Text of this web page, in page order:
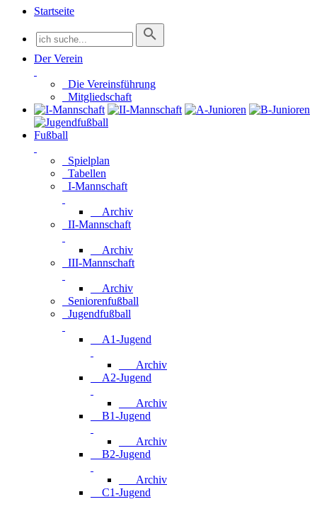
Startseite
Der Verein
Die Vereinsführung
Mitgliedschaft
Fußball
Spielplan
Tabellen
I-Mannschaft
Archiv
II-Mannschaft
Archiv
III-Mannschaft
Archiv
Seniorenfußball
Jugendfußball
A1-Jugend
Archiv
A2-Jugend
Archiv
B1-Jugend
Archiv
B2-Jugend
Archiv
C1-Jugend